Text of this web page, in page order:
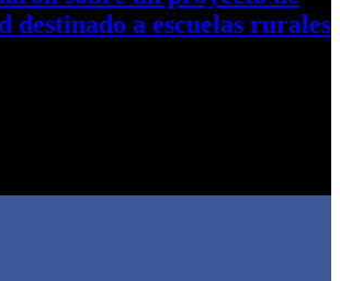
destinado a escuelas rurales